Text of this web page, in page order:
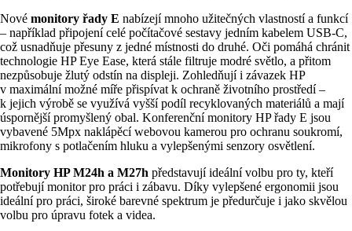
Nové monitory řady E nabízejí mnoho užitečných vlastností a funkcí
– například připojení celé počítačové sestavy jedním kabelem USB-C,
což usnadňuje přesuny z jedné místnosti do druhé. Oči pomáhá chránit
technologie HP Eye Ease, která stále filtruje modré světlo, a přitom
nezpůsobuje žlutý odstín na displeji. Zohledňují i závazek HP
v maximální možné míře přispívat k ochraně životního prostředí –
k jejich výrobě se využívá vyšší podíl recyklovaných materiálů a mají
úspornější promyšlený obal. Konferenční monitory HP řady E jsou
vybavené 5Mpx naklápěcí webovou kamerou pro ochranu soukromí,
mikrofony s potlačením hluku a vylepšenými senzory osvětlení.
Monitory HP M24h a M27h představují ideální volbu pro ty, kteří
potřebují monitor pro práci i zábavu. Díky vylepšené ergonomii jsou
ideální pro práci, široké barevné spektrum je předurčuje i jako skvělou
volbu pro úpravu fotek a videa.